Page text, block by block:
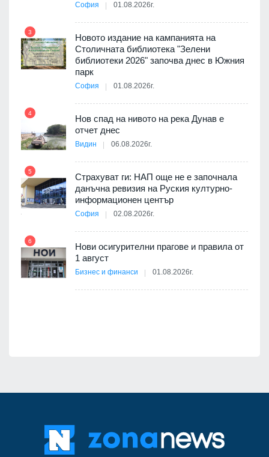
София 01.08.2026г.
3
Новото издание на кампанията на
Столичната библиотека "Зелени
библиотеки 2026" започва днес в Южния
парк
София 01.08.2026г.
4
Нов спад на нивото на река Дунав е
отчет днес
Видин 06.08.2026г.
5
Страхуват ги: НАП още не е започнала
данъчна ревизия на Руския културно-
информационен център
София 02.08.2026г.
6
Нови осигурителни прагове и правила от
1 август
Бизнес и финанси 01.08.2026г.